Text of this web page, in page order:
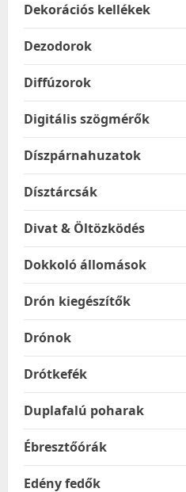
Dekorációs kellékek
Dezodorok
Diffúzorok
Digitális szögmérők
Díszpárnahuzatok
Dísztárcsák
Divat & Öltözködés
Dokkoló állomások
Drón kiegészítők
Drónok
Drótkefék
Duplafalú poharak
Ébresztőórák
Edény fedők